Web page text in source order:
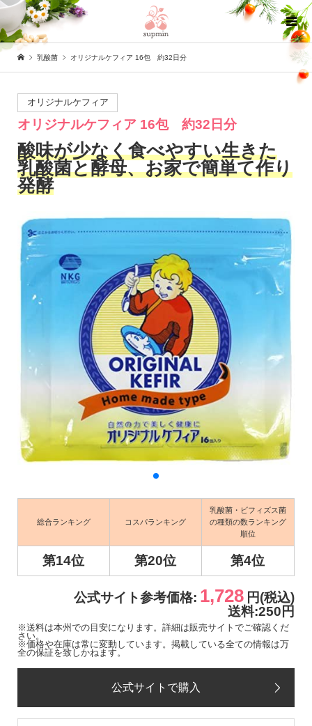
乳酸菌 オリジナルケフィア 16包 約32日分
オリジナルケフィア
オリジナルケフィア 16包 約32日分
酸味が少なく食べやすい生きた
乳酸菌と酵母、お家で簡単て作り
発酵
総合ランキング コスパランキング
乳酸菌・ビフィズス菌
の種類の数ランキング
順位
第14位 第20位 第4位
公式サイト参考価格: 1,728 円(税込)
送料:250円
※送料は本州での目安になります。詳細は販売サイトでご確認くだ
さい。
※価格や在庫は常に変動しています。掲載している全ての情報は万
全の保証を致しかねます。
公式サイトで購入